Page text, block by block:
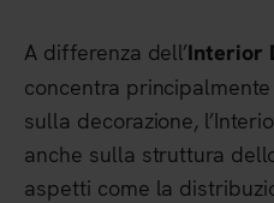
A differenza dell’Interior
concentra
sulla decorazione,
anche sulla struttura
aspetti come la